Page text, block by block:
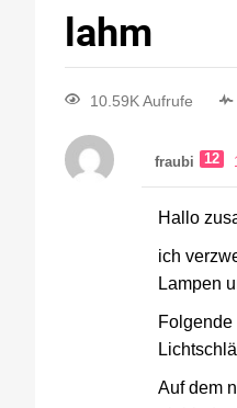
lahm
10.59K Aufrufe
fraubi 12
Hallo
ich
Lampen
Folgende
Auf dem